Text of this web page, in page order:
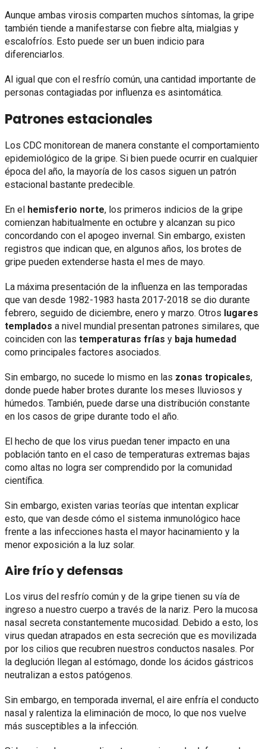
Aunque ambas virosis comparten muchos síntomas, la gripe
también tiende a manifestarse con fiebre alta, mialgias y
escalofríos. Esto puede ser un buen indicio para
diferenciarlos.
Al igual que con el resfrío común, una cantidad importante de
personas contagiadas por influenza es asintomática.
Patrones estacionales
Los CDC monitorean de manera constante el comportamiento
epidemiológico de la gripe. Si bien puede ocurrir en cualquier
época del año, la mayoría de los casos siguen un patrón
estacional bastante predecible.
En el hemisferio norte, los primeros indicios de la gripe
comienzan habitualmente en octubre y alcanzan su pico
concordando con el apogeo invernal. Sin embargo, existen
registros que indican que, en algunos años, los brotes de
gripe pueden extenderse hasta el mes de mayo.
La máxima presentación de la influenza en las temporadas
que van desde 1982-1983 hasta 2017-2018 se dio durante
febrero, seguido de diciembre, enero y marzo. Otros lugares
templados a nivel mundial presentan patrones similares, que
coinciden con las temperaturas frías y baja humedad
como principales factores asociados.
Sin embargo, no sucede lo mismo en las zonas tropicales,
donde puede haber brotes durante los meses lluviosos y
húmedos. También, puede darse una distribución constante
en los casos de gripe durante todo el año.
El hecho de que los virus puedan tener impacto en una
población tanto en el caso de temperaturas extremas bajas
como altas no logra ser comprendido por la comunidad
científica.
Sin embargo, existen varias teorías que intentan explicar
esto, que van desde cómo el sistema inmunológico hace
frente a las infecciones hasta el mayor hacinamiento y la
menor exposición a la luz solar.
Aire frío y defensas
Los virus del resfrío común y de la gripe tienen su vía de
ingreso a nuestro cuerpo a través de la nariz. Pero la mucosa
nasal secreta constantemente mucosidad. Debido a esto, los
virus quedan atrapados en esta secreción que es movilizada
por los cilios que recubren nuestros conductos nasales. Por
la deglución llegan al estómago, donde los ácidos gástricos
neutralizan a estos patógenos.
Sin embargo, en temporada invernal, el aire enfría el conducto
nasal y ralentiza la eliminación de moco, lo que nos vuelve
más susceptibles a la infección.